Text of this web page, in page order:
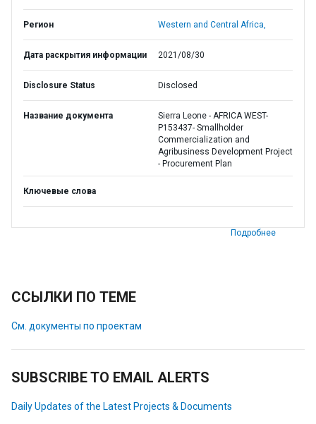
Регион Western and Central Africa,
Дата раскрытия информации 2021/08/30
Disclosure Status Disclosed
Название документа
Sierra Leone - AFRICA WEST-
P153437- Smallholder
Commercialization and
Agribusiness Development Project
- Procurement Plan
Ключевые слова
Подробнее
ССЫЛКИ ПО ТЕМЕ
См. документы по проектам
SUBSCRIBE TO EMAIL ALERTS
Daily Updates of the Latest Projects & Documents